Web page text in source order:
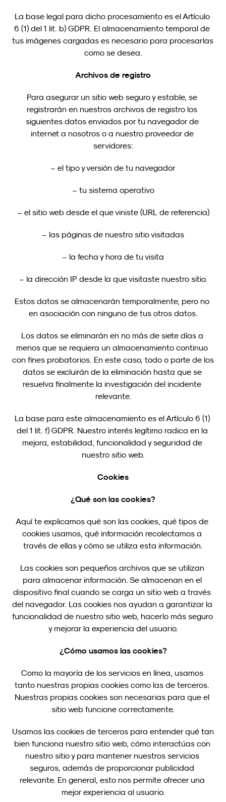
La base legal para dicho procesamiento es el Artículo
6 (1) del 1 lit. b) GDPR. El almacenamiento temporal de
tus imágenes cargadas es necesario para procesarlas
como se desea.
Archivos de registro
Para asegurar un sitio web seguro y estable, se
registrarán en nuestros archivos de registro los
siguientes datos enviados por tu navegador de
internet a nosotros o a nuestro proveedor de
servidores:
– el tipo y versión de tu navegador
– tu sistema operativo
– el sitio web desde el que viniste (URL de referencia)
– las páginas de nuestro sitio visitadas
– la fecha y hora de tu visita
– la dirección IP desde la que visitaste nuestro sitio.
Estos datos se almacenarán temporalmente, pero no
en asociación con ninguno de tus otros datos.
Los datos se eliminarán en no más de siete días a
menos que se requiera un almacenamiento continuo
con fines probatorios. En este caso, todo o parte de los
datos se excluirán de la eliminación hasta que se
resuelva finalmente la investigación del incidente
relevante.
La base para este almacenamiento es el Artículo 6 (1)
del 1 lit. f) GDPR. Nuestro interés legítimo radica en la
mejora, estabilidad, funcionalidad y seguridad de
nuestro sitio web.
Cookies
¿Qué son las cookies?
Aquí te explicamos qué son las cookies, qué tipos de
cookies usamos, qué información recolectamos a
través de ellas y cómo se utiliza esta información.
Las cookies son pequeños archivos que se utilizan
para almacenar información. Se almacenan en el
dispositivo final cuando se carga un sitio web a través
del navegador. Las cookies nos ayudan a garantizar la
funcionalidad de nuestro sitio web, hacerlo más seguro
y mejorar la experiencia del usuario.
¿Cómo usamos las cookies?
Como la mayoría de los servicios en línea, usamos
tanto nuestras propias cookies como las de terceros.
Nuestras propias cookies son necesarias para que el
sitio web funcione correctamente.
Usamos las cookies de terceros para entender qué tan
bien funciona nuestro sitio web, cómo interactúas con
nuestro sitio y para mantener nuestros servicios
seguros, además de proporcionar publicidad
relevante. En general, esto nos permite ofrecer una
mejor experiencia al usuario.